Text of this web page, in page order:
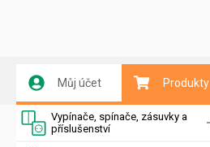
Můj účet Produkty
Vypínače, spínače, zásuvky a
příslušenství